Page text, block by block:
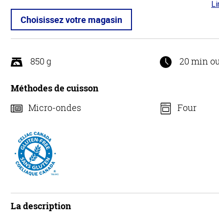
Choisissez votre magasin
5
850 g 20 min
Méthodes de cuisson
Micro-ondes
Four
La description